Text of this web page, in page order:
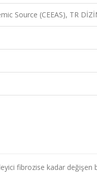
Source (CEEAS), TR
fibrozise kadar değişen